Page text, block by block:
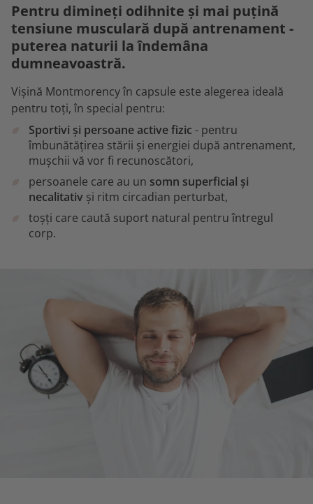
Pentru dimineți odihnite și mai puțină
tensiune musculară după antrenament -
puterea naturii la îndemâna
dumneavoastră.
Vişină Montmorency în capsule este alegerea ideală
pentru toți, în special pentru:
Sportivi și persoane active fizic - pentru
îmbunătățirea stării și energiei după antrenament,
mușchii vă vor fi recunoscători,
persoanele care au un somn superficial și
necalitativ și ritm circadian perturbat,
toșți care caută suport natural pentru întregul
corp.